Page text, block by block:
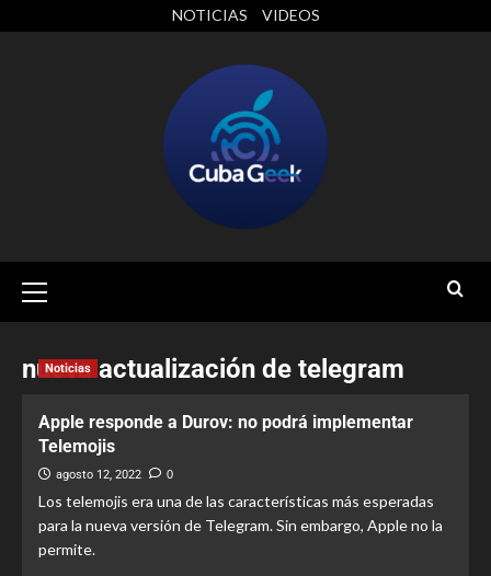
NOTICIAS VIDEOS
nueva actualización de telegram
Noticias
Apple responde a Durov: no podrá implementar
Telemojis
agosto 12, 2022 0
Los telemojis era una de las características más esperadas
para la nueva versión de Telegram. Sin embargo, Apple no la
permite.